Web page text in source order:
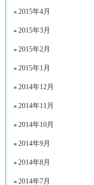
2015年4月
2015年3月
2015年2月
2015年1月
2014年12月
2014年11月
2014年10月
2014年9月
2014年8月
2014年7月